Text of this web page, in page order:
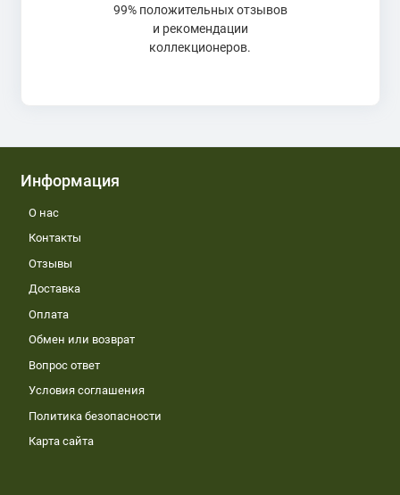
99% положительных отзывов
и рекомендации
коллекционеров.
Информация
О нас
Контакты
Отзывы
Доставка
Оплата
Обмен или возврат
Вопрос ответ
Условия соглашения
Политика безопасности
Карта сайта